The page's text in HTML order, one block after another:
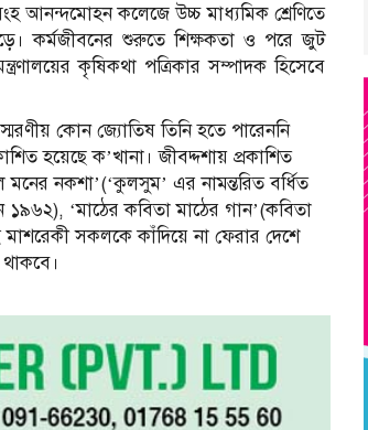
আনন্দমোহন কলেজে উচ্চ মাধ্যমিক শ্রেণিতে
কর্মজীবনের শুরুতে শিক্ষকতা ও পরে জুট
কৃষিকথা পত্রিকার সম্পাদক হিসেবে
কোন জ্যোতিষ তিনি হতে পারেননি
হয়েছে ক’খানা। জীবদ্দশায় প্রকাশিত
নকশা’(‘কুলসুম’ এর নামন্তরিত বর্ধিত
‘মাঠের কবিতা মাঠের গান’(কবিতা
সকলকে কাঁদিয়ে না ফেরার দেশে